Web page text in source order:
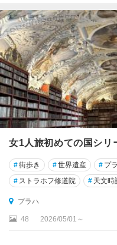
リ
ャ
ー
ン
ス
ケ
ー
・
ラ
ー
ズ
ニ
ェ
リ
ト
シ
女1人旅初めての国シ
#街歩き #世界遺産 # プ
# ストラホフ修道院 # 天文時
プラハ
48 2026/05/01～